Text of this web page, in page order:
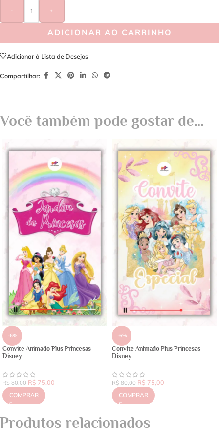
- +
ADICIONAR AO CARRINHO
Adicionar à Lista de Desejos
Compartilhar:
Você também pode gostar de…
-6%
Convite Animado Plus Princesas
Disney
R$80,00 R$ 75,00
COMPRAR
-6%
Convite Animado Plus Princesas
Disney
R$80,00 R$ 75,00
COMPRAR
Produtos relacionados